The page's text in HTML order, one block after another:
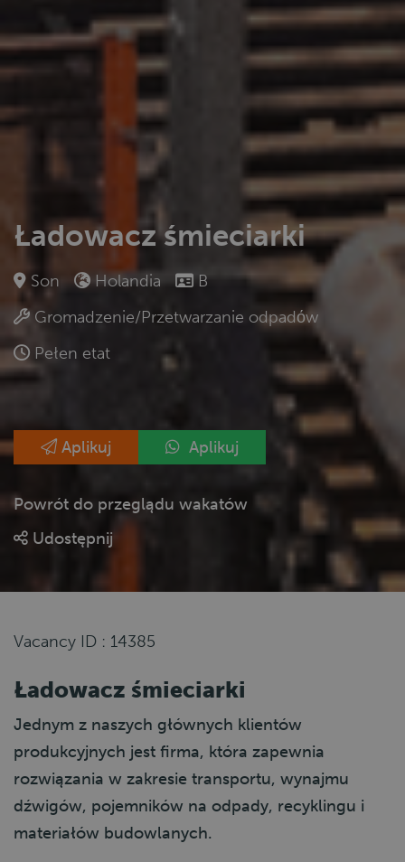
Ładowacz śmieciarki
Son Holandia
B
Gromadzenie/Przetwarzanie odpadόw
Pełen etat
Aplikuj Aplikuj
Powrót do przeglądu wakatów
Udostępnij
Vacancy ID : 14385
Ładowacz śmieciarki
Jednym z naszych głównych klientów
produkcyjnych jest firma, która zapewnia
rozwiązania w zakresie transportu, wynajmu
dźwigów, pojemników na odpady, recyklingu i
materiałów budowlanych.